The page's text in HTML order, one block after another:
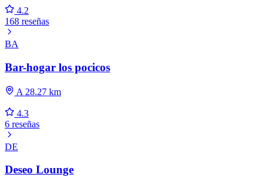
4.2
168 reseñas
BA
Bar-hogar los pocicos
A 28.27 km
4.3
6 reseñas
DE
Deseo Lounge